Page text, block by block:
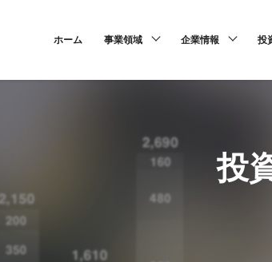
ホーム 事業領域 企業情報 投
投